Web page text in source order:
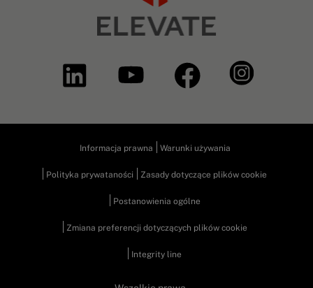
Informacja prawna Warunki używania
Polityka prywataności Zasady dotyczące plików cookie
Postanowienia ogólne
Zmiana preferencji dotyczących plików cookie
Integrity line